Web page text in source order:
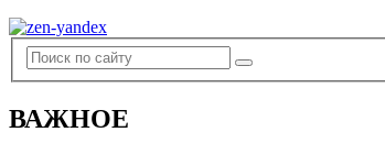
ВАЖНОЕ